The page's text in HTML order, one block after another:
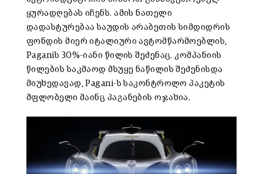
ყურადღებას იჩენს. ამის ნათელი
დადასტურებაა საუდის არაბეთის სიმდიდრის
ფონდის მიერ იტალიური ავტომწარმოებლის,
Paganiს 30%-იანი წილის შეძენაც. კომპანიის
წილების საკმაოდ მსუყე ნაწილის შეძენისდა
მიუხედავად, Pagani-ს საკონტროლო პაკეტის
მფლობელი მაინც პაგანების ოჯახია.